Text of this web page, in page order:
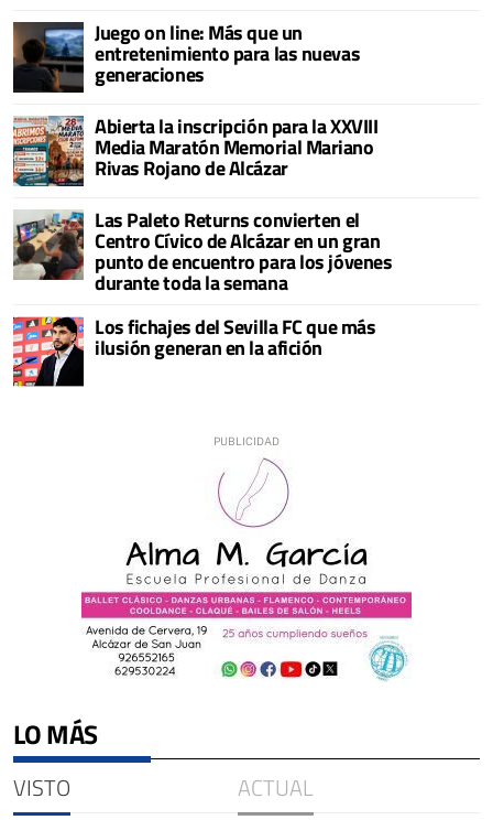
Juego on line: Más que un
entretenimiento para las nuevas
generaciones
Abierta la inscripción para la XXVIII
Media Maratón Memorial Mariano
Rivas Rojano de Alcázar
Las Paleto Returns convierten el
Centro Cívico de Alcázar en un gran
punto de encuentro para los jóvenes
durante toda la semana
Los fichajes del Sevilla FC que más
ilusión generan en la afición
LO MÁS
VISTO ACTUAL